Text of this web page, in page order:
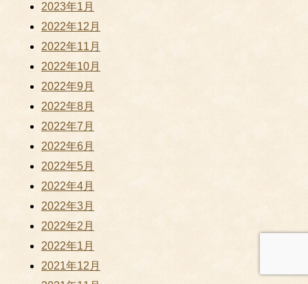
2023年1月
2022年12月
2022年11月
2022年10月
2022年9月
2022年8月
2022年7月
2022年6月
2022年5月
2022年4月
2022年3月
2022年2月
2022年1月
2021年12月